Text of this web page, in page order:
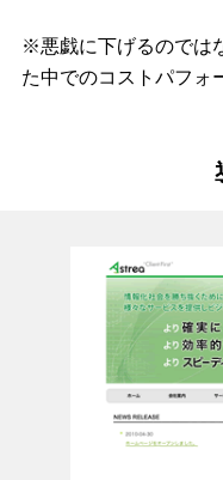
※悪戯に下げるのでは
た中でのコストパフォ